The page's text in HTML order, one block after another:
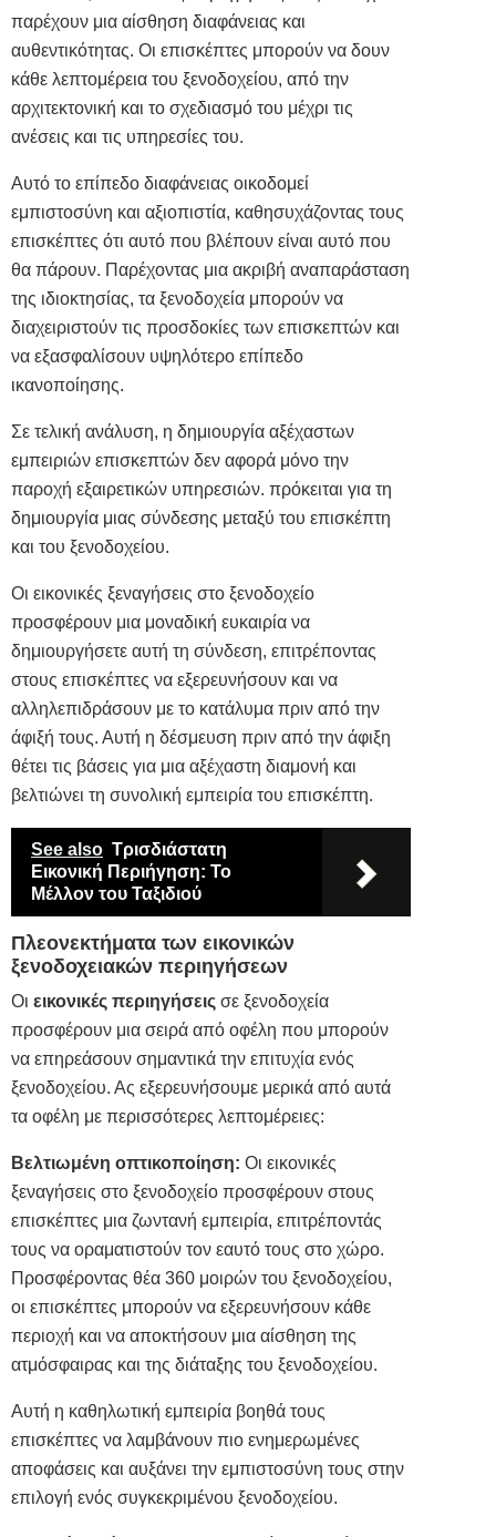
παρέχουν μια αίσθηση διαφάνειας και
αυθεντικότητας. Οι επισκέπτες μπορούν να δουν
κάθε λεπτομέρεια του ξενοδοχείου, από την
αρχιτεκτονική και το σχεδιασμό του μέχρι τις
ανέσεις και τις υπηρεσίες του.
Αυτό το επίπεδο διαφάνειας οικοδομεί
εμπιστοσύνη και αξιοπιστία, καθησυχάζοντας τους
επισκέπτες ότι αυτό που βλέπουν είναι αυτό που
θα πάρουν. Παρέχοντας μια ακριβή αναπαράσταση
της ιδιοκτησίας, τα ξενοδοχεία μπορούν να
διαχειριστούν τις προσδοκίες των επισκεπτών και
να εξασφαλίσουν υψηλότερο επίπεδο
ικανοποίησης.
Σε τελική ανάλυση, η δημιουργία αξέχαστων
εμπειριών επισκεπτών δεν αφορά μόνο την
παροχή εξαιρετικών υπηρεσιών. πρόκειται για τη
δημιουργία μιας σύνδεσης μεταξύ του επισκέπτη
και του ξενοδοχείου.
Οι εικονικές ξεναγήσεις στο ξενοδοχείο
προσφέρουν μια μοναδική ευκαιρία να
δημιουργήσετε αυτή τη σύνδεση, επιτρέποντας
στους επισκέπτες να εξερευνήσουν και να
αλληλεπιδράσουν με το κατάλυμα πριν από την
άφιξή τους. Αυτή η δέσμευση πριν από την άφιξη
θέτει τις βάσεις για μια αξέχαστη διαμονή και
βελτιώνει τη συνολική εμπειρία του επισκέπτη.
See also Τρισδιάστατη
Εικονική Περιήγηση: Το
Μέλλον του Ταξιδιού
Πλεονεκτήματα των εικονικών
ξενοδοχειακών περιηγήσεων
Οι εικονικές περιηγήσεις σε ξενοδοχεία
προσφέρουν μια σειρά από οφέλη που μπορούν
να επηρεάσουν σημαντικά την επιτυχία ενός
ξενοδοχείου. Ας εξερευνήσουμε μερικά από αυτά
τα οφέλη με περισσότερες λεπτομέρειες:
Βελτιωμένη οπτικοποίηση: Οι εικονικές
ξεναγήσεις στο ξενοδοχείο προσφέρουν στους
επισκέπτες μια ζωντανή εμπειρία, επιτρέποντάς
τους να οραματιστούν τον εαυτό τους στο χώρο.
Προσφέροντας θέα 360 μοιρών του ξενοδοχείου,
οι επισκέπτες μπορούν να εξερευνήσουν κάθε
περιοχή και να αποκτήσουν μια αίσθηση της
ατμόσφαιρας και της διάταξης του ξενοδοχείου.
Αυτή η καθηλωτική εμπειρία βοηθά τους
επισκέπτες να λαμβάνουν πιο ενημερωμένες
αποφάσεις και αυξάνει την εμπιστοσύνη τους στην
επιλογή ενός συγκεκριμένου ξενοδοχείου.